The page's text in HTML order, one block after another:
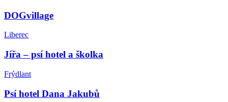
DOGvillage
Liberec
Jířa – psí hotel a školka
Frýdlant
Psí hotel Dana Jakubů